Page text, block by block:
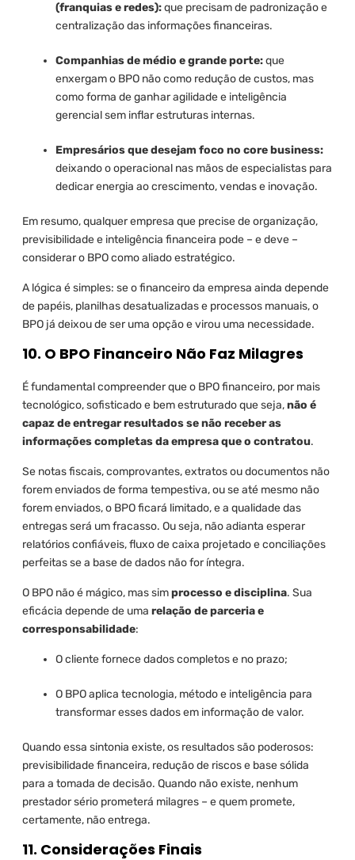
(franquias e redes):que precisam de padronização e
centralização das informações financeiras.
Companhias de médio e grande porte:que
enxergam o BPO não como redução de custos, mas
como forma de ganhar agilidade e inteligência
gerencial sem inflar estruturas internas.
Empresários que desejam foco no core business:
deixando o operacional nas mãos de especialistas para
dedicar energia ao crescimento, vendas e inovação.
Em resumo, qualquer empresa que precise de organização,
previsibilidade e inteligência financeira pode – e deve –
considerar o BPO como aliado estratégico.
A lógica é simples: se o financeiro da empresa ainda depende
de papéis, planilhas desatualizadas e processos manuais, o
BPO já deixou de ser uma opção e virou uma necessidade.
10. O BPO Financeiro Não Faz Milagres
É fundamental compreender que o BPO financeiro, por mais
tecnológico, sofisticado e bem estruturado que seja,não é
capaz de entregar resultados se não receber as
informações completas da empresa que o contratou.
Se notas fiscais, comprovantes, extratos ou documentos não
forem enviados de forma tempestiva, ou se até mesmo não
forem enviados, o BPO ficará limitado, e a qualidade das
entregas será um fracasso. Ou seja, não adianta esperar
relatórios confiáveis, fluxo de caixa projetado e conciliações
perfeitas se a base de dados não for íntegra.
O BPO não é mágico, mas simprocesso e disciplina. Sua
eficácia depende de uma relação de parceria e
corresponsabilidade:
O cliente fornece dados completos e no prazo;
O BPO aplica tecnologia, método e inteligência para
transformar esses dados em informação de valor.
Quando essa sintonia existe, os resultados são poderosos:
previsibilidade financeira, redução de riscos e base sólida
para a tomada de decisão. Quando não existe, nenhum
prestador sério prometerá milagres – e quem promete,
certamente, não entrega.
11. Considerações Finais